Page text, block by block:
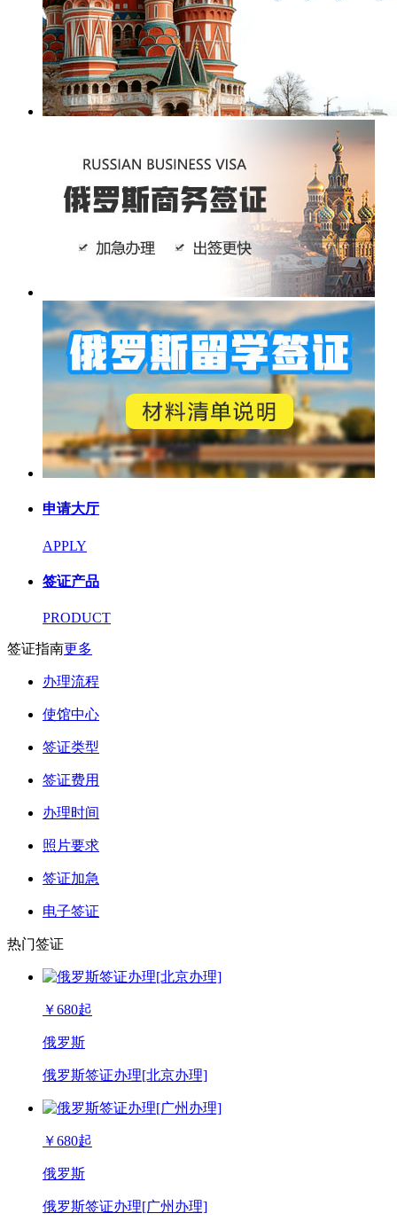
申请大厅
APPLY
签证产品
PRODUCT
签证指南更多
办理流程
使馆中心
签证类型
签证费用
办理时间
照片要求
签证加急
电子签证
热门签证
￥680起
俄罗斯
俄罗斯签证办理[北京办理]
￥680起
俄罗斯
俄罗斯签证办理[广州办理]